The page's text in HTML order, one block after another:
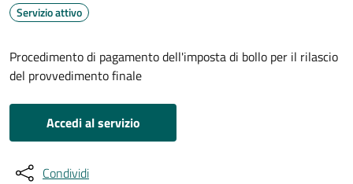
Servizio attivo
Procedimento di pagamento dell'imposta di bollo per il rilascio
del provvedimento finale
Accedi al servizio
Condividi